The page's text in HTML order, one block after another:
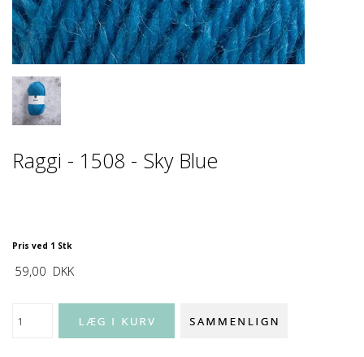
Raggi - 1508 - Sky Blue
Pris ved 1 Stk
59,00 DKK